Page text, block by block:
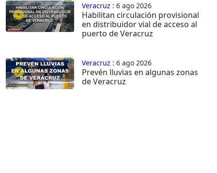
Veracruz : 6 ago 2026
Habilitan circulación provisional
en distribuidor vial de acceso al
puerto de Veracruz
Veracruz : 6 ago 2026
Prevén lluvias en algunas zonas
de Veracruz